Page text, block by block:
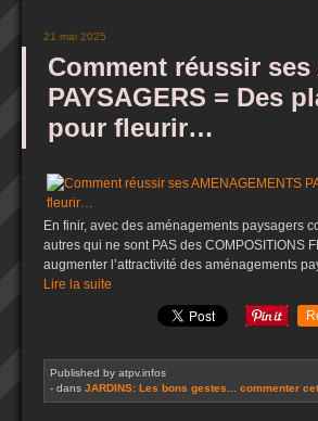
21 mai 2025
Comment réussir ses
PAYSAGERS = Des
pour fleurir…
En finir, avec des aménagements paysagers
autres qui ne sont PAS des COMPOSITIONS
augmenter l’attractivité des aménagements
Lire la suite
Published by atpv.infos
- dans JARDINS: Les bons gestes... commenter